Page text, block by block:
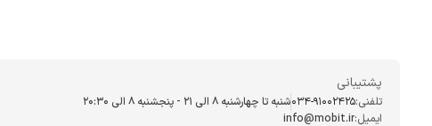
پشتیبانی
تلفنی:034-91002425شنبه تا چهارشنبه ۸ الی ۲۱ - پنجشنبه 8 الی ۲۰:۳۰
ایمیل:info@mobit.ir